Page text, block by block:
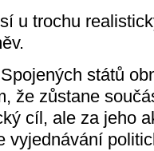
u trochu
států
že zůstane
cíl, ale za jeho
vyjednávání